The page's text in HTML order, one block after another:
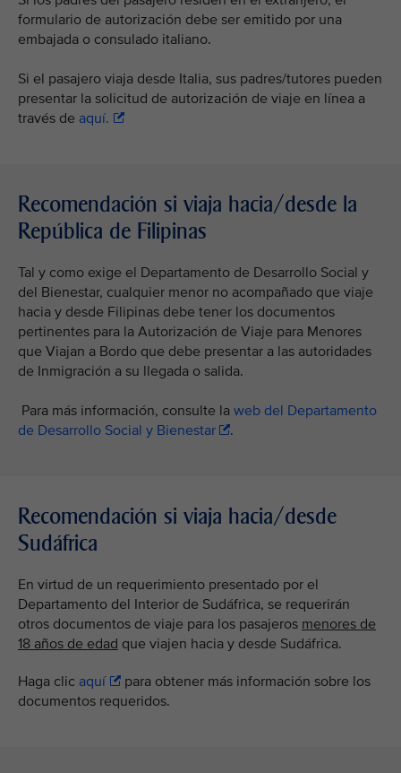
formulario de autorización debe ser emitido por una
embajada o consulado italiano.
Si el pasajero viaja desde Italia, sus padres/tutores pueden
presentar la solicitud de autorización de viaje en línea a
través de aquí.
Recomendación si viaja hacia/desde la
República de Filipinas
Tal y como exige el Departamento de Desarrollo Social y
del Bienestar, cualquier menor no acompañado que viaje
hacia y desde Filipinas debe tener los documentos
pertinentes para la Autorización de Viaje para Menores
que Viajan a Bordo que debe presentar a las autoridades
de Inmigración a su llegada o salida.
Para más información, consulte la web del Departamento
de Desarrollo Social y Bienestar
.
Recomendación si viaja hacia/desde
Sudáfrica
En virtud de un requerimiento presentado por el
Departamento del Interior de Sudáfrica, se requerirán
otros documentos de viaje para los pasajeros menores de
18 años de edad que viajen hacia y desde Sudáfrica.
Haga clic aquí
para obtener más información sobre los
documentos requeridos.